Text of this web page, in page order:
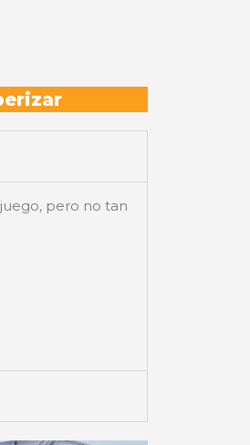
pero no tan